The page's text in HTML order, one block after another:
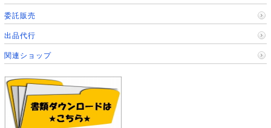
委託販売
出品代行
関連ショップ